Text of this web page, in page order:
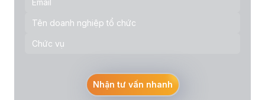
Nhận tư vấn nhanh